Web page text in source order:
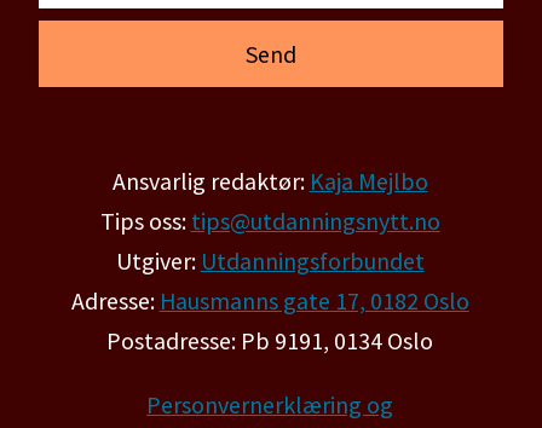
Ansvarlig redaktør: Kaja Mejlbo
Tips oss: tips@utdanningsnytt.no
Utgiver: Utdanningsforbundet
Adresse: Hausmanns gate 17, 0182 Oslo
Postadresse: Pb 9191, 0134 Oslo
Personvernerklæring og